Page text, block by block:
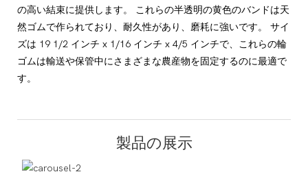
の高い結束に提供します。 これらの半透明の黄色のバンドは天
然ゴムで作られており、耐久性があり、磨耗に強いです。 サイ
ズは 19 1/2 インチ x 1/16 インチ x 4/5 インチで、これらの輪
ゴムは輸送や保管中にさまざまな農産物を固定するのに最適で
す。
製品の展示